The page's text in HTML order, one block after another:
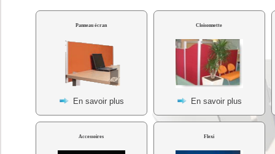
Panneau écran
En savoir plus
Cloisonnette
En savoir plus
Accessoires Flexi